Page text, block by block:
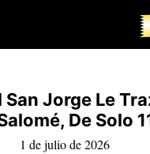
Jorge Le
De Solo
1 de julio de 2026